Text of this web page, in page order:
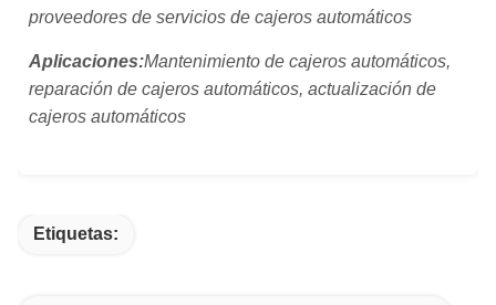
proveedores de servicios de cajeros automáticos
Aplicaciones:Mantenimiento de cajeros automáticos,
reparación de cajeros automáticos, actualización de
cajeros automáticos
Etiquetas: